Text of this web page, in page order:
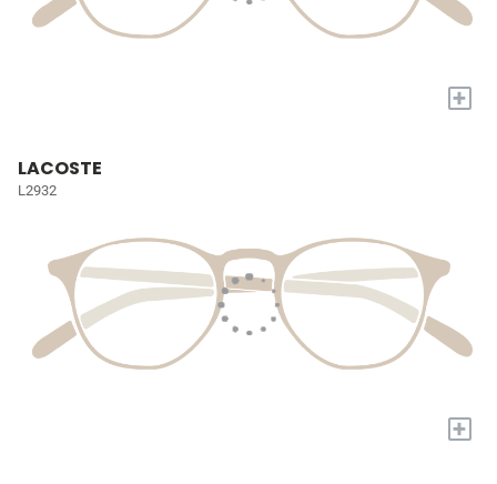
+
LACOSTE
L2932
+